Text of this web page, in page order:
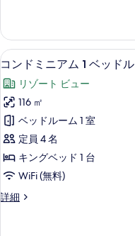
を
表
示
す
る
ド
ル
ー
ム
(B107)
の
す
べ
て
の
ニ
ア
ム
ベ
ッ
ド
ル
ー
ム
(B107)
の
詳
細
コ
ン
ド
ミ
ニ
ア
ム
ベ
17
コンドミニアム 1 ベッド
リゾート ビュー
116 ㎡
ベッドルーム 1 室
定員 4 名
キングベッド 1 台
WiFi (無料)
詳細
コ